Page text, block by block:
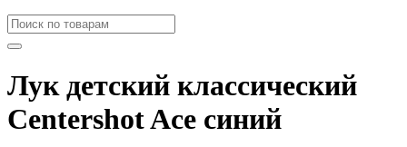
Лук детский классический
Centershot Ace синий